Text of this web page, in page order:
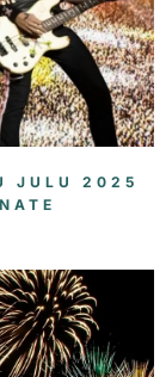
JULU 2025